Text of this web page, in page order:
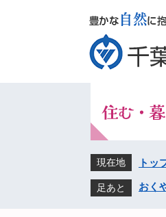
現在地 トッ
足あと おく